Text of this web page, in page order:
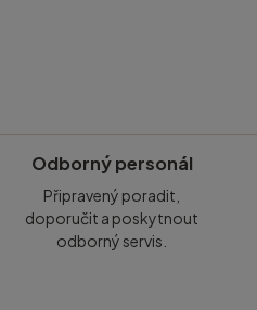
Odborný personál
Připravený poradit,
doporučit a poskytnout
odborný servis.